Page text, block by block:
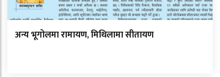
अन्य भूगोलमा रामायण, मिथिलामा सीतायण